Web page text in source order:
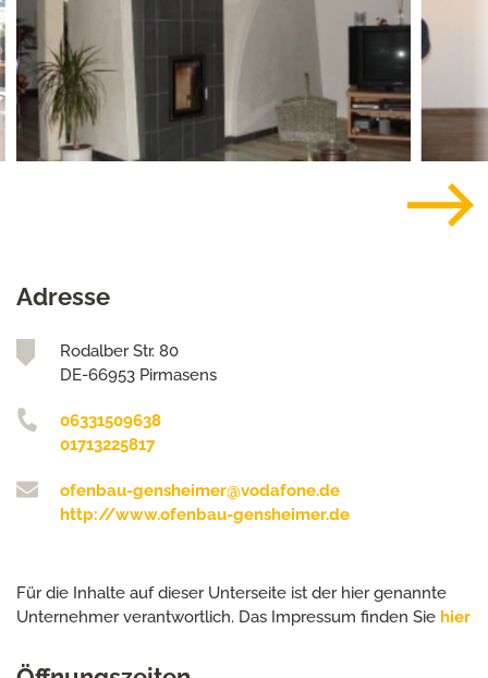
Adresse
Rodalber Str. 80
DE-66953 Pirmasens
06331509638
01713225817
ofenbau-gensheimer@vodafone.de
http://www.ofenbau-gensheimer.de
Für die Inhalte auf dieser Unterseite ist der hier genannte
Unternehmer verantwortlich. Das Impressum finden Sie hier